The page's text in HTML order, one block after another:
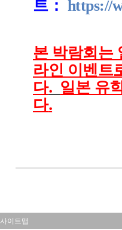
트： https://
본 박람회는
라인 이벤트
다. 일본 유
다.
사이트맵